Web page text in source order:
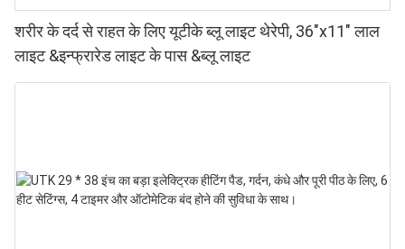
शरीर के दर्द से राहत के लिए यूटीके ब्लू लाइट थेरेपी, 36"x11" लाल
लाइट &इन्फ्रारेड लाइट के पास &ब्लू लाइट